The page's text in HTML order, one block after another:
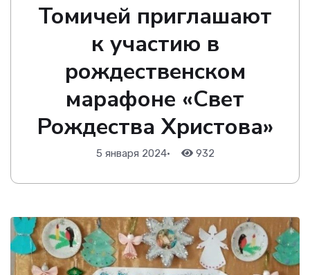
Томичей приглашают
к участию в
рождественском
марафоне «Свет
Рождества Христова»
5 января 2024• 932